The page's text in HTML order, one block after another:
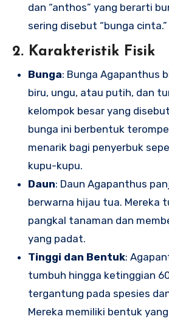
dan “anthos” yang berarti
sering disebut “bunga cinta.”
2. Karakteristik Fisik
Bunga: Bunga Agapanthus
biru, ungu, atau putih, dan
kelompok besar yang
bunga ini berbentuk
menarik bagi penyerbuk
kupu-kupu.
Daun: Daun Agapanthus
berwarna hijau tua. Mereka
pangkal tanaman dan
yang padat.
Tinggi dan Bentuk:
tumbuh hingga ketinggian
tergantung pada spesies
Mereka memiliki bentuk